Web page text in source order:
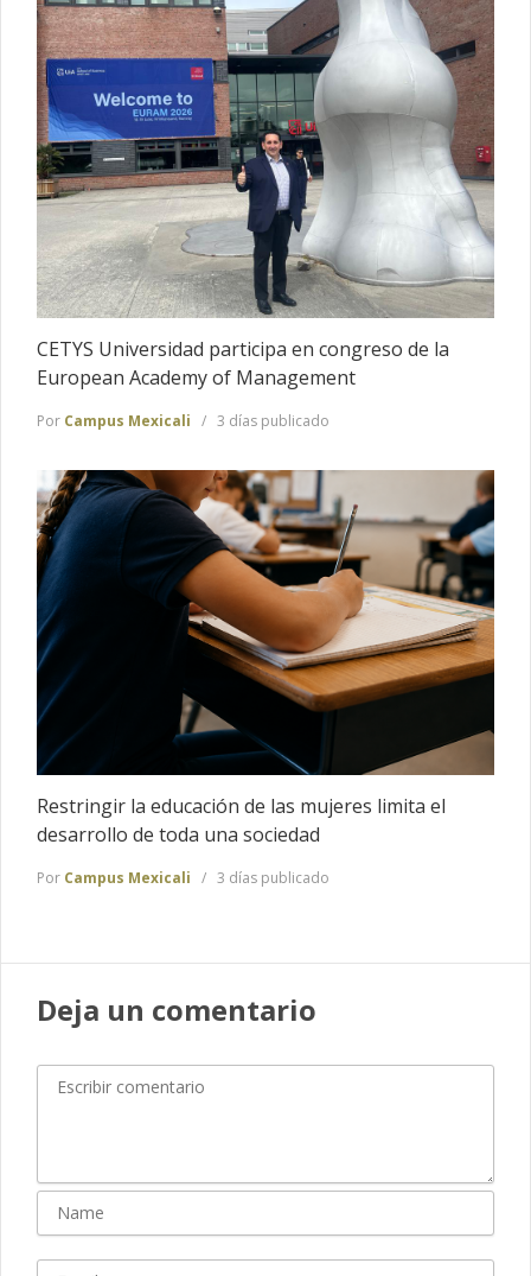
CETYS Universidad participa en congreso de la
European Academy of Management
Por Campus Mexicali 3 días publicado
Restringir la educación de las mujeres limita el
desarrollo de toda una sociedad
Por Campus Mexicali 3 días publicado
Deja un comentario